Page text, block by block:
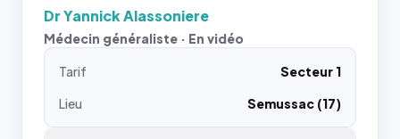
Dr Yannick Alassoniere
Médecin généraliste · En vidéo
Tarif
Secteur 1
Lieu
Semussac (17)